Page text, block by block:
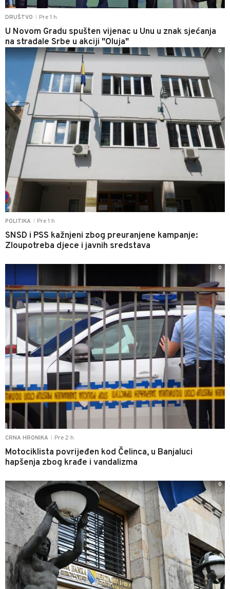
DRUŠTVO Pre 1 h
U Novom Gradu spušten vijenac u Unu u znak sjećanja
na stradale Srbe u akciji "Oluja"
POLITIKA Pre 1 h
SNSD i PSS kažnjeni zbog preuranjene kampanje:
Zloupotreba djece i javnih sredstava
0
CRNA HRONIKA Pre 2 h
Motociklista povrijeđen kod Čelinca, u Banjaluci
hapšenja zbog krađe i vandalizma
0
0